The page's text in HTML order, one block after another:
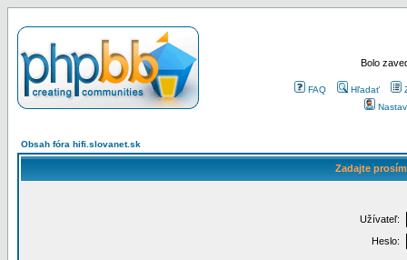
Bolo
FAQ Hľadať
Obsah fóra hifi.slovanet.sk
Zadajte
Užívateľ:
Heslo: